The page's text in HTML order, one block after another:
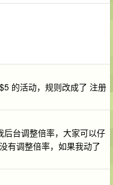
的活动，规则改成了 注册
台调整倍率，大家可以仔
有调整倍率，如果我动了